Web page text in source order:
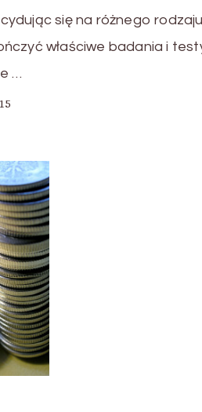
się na różnego rodzaju
właściwe badania i
…